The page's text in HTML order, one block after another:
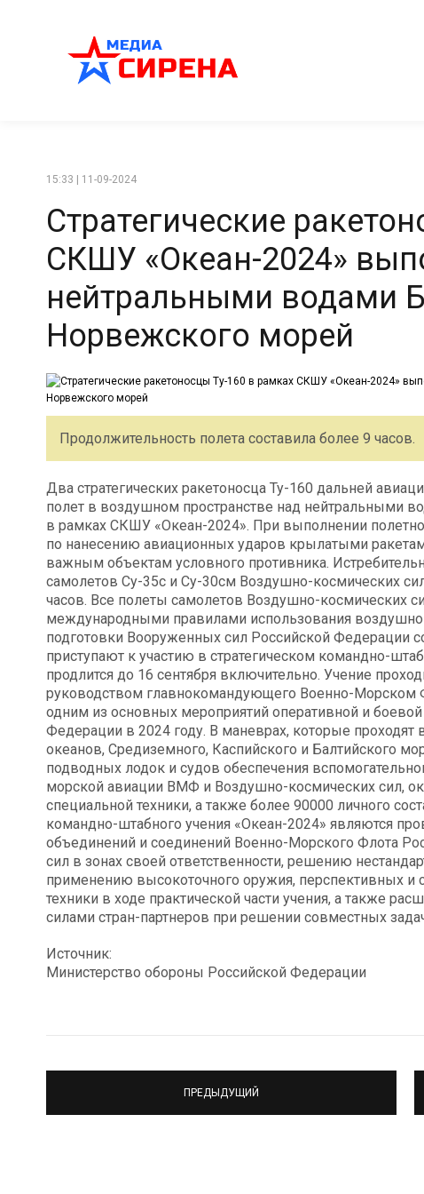
15:33 | 11-09-2024
Стратегические
СКШУ «Океан-2024»
нейтральными водами
Норвежского морей
Продолжительность полета составила более 9 часов.
Два стратегических ракетоносца Ту-160 дальней
полет в воздушном пространстве над нейтральными
в рамках СКШУ «Океан-2024». При выполнении
по нанесению авиационных ударов крылатыми
важным объектам условного противника.
самолетов Су-35с и Су-30см Воздушно-космических
часов. Все полеты самолетов Воздушно-космических
международными правилами использования
подготовки Вооруженных сил Российской Федерации
приступают к участию в стратегическом командно-
продлится до 16 сентября включительно. Учение
руководством главнокомандующего Военно-Морском
одним из основных мероприятий оперативной и
Федерации в 2024 году. В маневрах, которые проходят
океанов, Средиземного, Каспийского и Балтийского
подводных лодок и судов обеспечения
морской авиации ВМФ и Воздушно-космических сил,
специальной техники, а также более 90000 личного
командно-штабного учения «Океан-2024» являются
объединений и соединений Военно-Морского Флота
сил в зонах своей ответственности, решению
применению высокоточного оружия, перспективных
техники в ходе практической части учения, а также
силами стран-партнеров при решении совместных
Источник:
Министерство обороны Российской Федерации
ПРЕДЫДУЩИЙ